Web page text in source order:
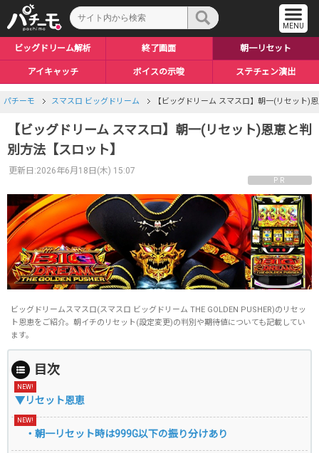
ビッグドリーム解析 終了画面 朝一リセット
アイキャッチ ボイスの示唆 ステチェン演出
引き戻しステージ やめどき
ゾーン 設定差まとめ
ボール 上位後
液晶演出 CZ
エンディング AT解析
プレミアムAT ロングフリーズ
パチーモ スマスロ ビッグドリーム 【ビッグドリーム スマスロ】朝一(リセット)
【ビッグドリーム スマスロ】朝一(リセット)恩恵と判
別方法【スロット】
更新日:2026年6月18日(木) 15:07
PR
ビッグドリームスマスロ(スマスロ ビッグドリーム THE GOLDEN PUSHER)のリセッ
ト恩恵をご紹介。朝イチのリセット(設定変更)の判別や期待値についても記載してい
ます。
目次
▼リセット恩恵
・朝一リセット時は999G以下の振り分けあり